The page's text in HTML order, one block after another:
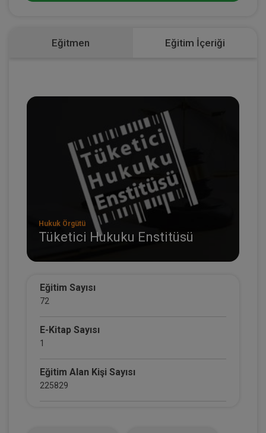
Eğitmen Eğitim İçeriği
Hukuk Örgütü
Tüketici Hukuku Enstitüsü
Eğitim Sayısı
72
E-Kitap Sayısı
1
Eğitim Alan Kişi Sayısı
225829